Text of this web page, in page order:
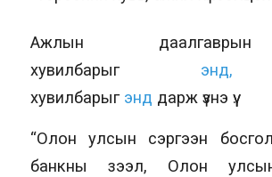
Ажлын
хувилбарыг энд,
хувилбарыг энд дарж үзнэ үү.
“Олон улсын сэргээн
банкны зээл, Олон